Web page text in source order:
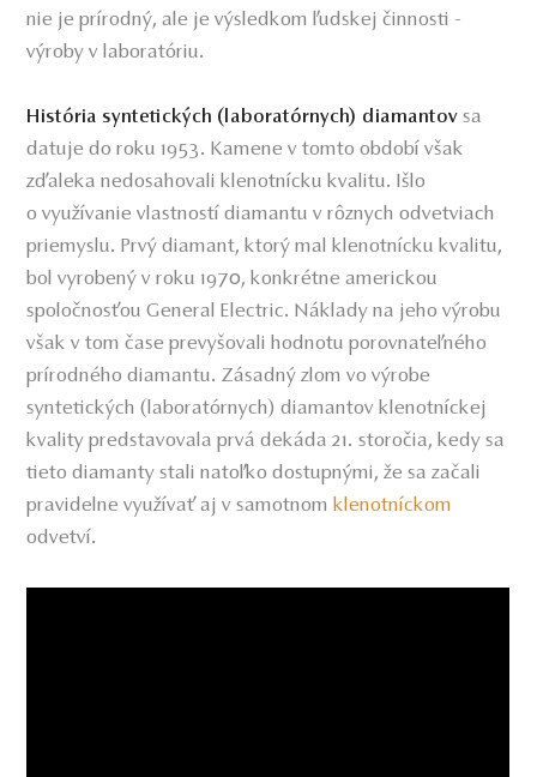
nie je prírodný, ale je výsledkom ľudskej činnosti -
výroby v laboratóriu.
História syntetických (laboratórnych) diamantov sa
datuje do roku 1953. Kamene v tomto období však
zďaleka nedosahovali klenotnícku kvalitu. Išlo
o využívanie vlastností diamantu v rôznych odvetviach
priemyslu. Prvý diamant, ktorý mal klenotnícku kvalitu,
bol vyrobený v roku 1970, konkrétne americkou
spoločnosťou General Electric. Náklady na jeho výrobu
však v tom čase prevyšovali hodnotu porovnateľného
prírodného diamantu. Zásadný zlom vo výrobe
syntetických (laboratórnych) diamantov klenotníckej
kvality predstavovala prvá dekáda 21. storočia, kedy sa
tieto diamanty stali natoľko dostupnými, že sa začali
pravidelne využívať aj v samotnomklenotníckom
odvetví.